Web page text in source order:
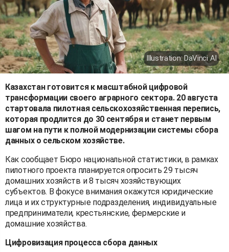
Illustration: DaVinci AI
Казахстан готовится к масштабной цифровой
трансформации своего аграрного сектора. 20 августа
стартовала пилотная сельскохозяйственная перепись,
которая продлится до 30 сентября и станет первым
шагом на пути к полной модернизации системы сбора
данных о сельском хозяйстве.
Как сообщает Бюро национальной статистики, в рамках
пилотного проекта планируется опросить 29 тысяч
домашних хозяйств и 8 тысяч хозяйствующих
субъектов. В фокусе внимания окажутся юридические
лица и их структурные подразделения, индивидуальные
предприниматели, крестьянские, фермерские и
домашние хозяйства.
Цифровизация процесса сбора данных